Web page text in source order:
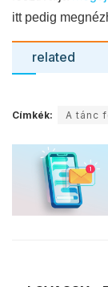
itt pedig
related
Címkék: A tánc